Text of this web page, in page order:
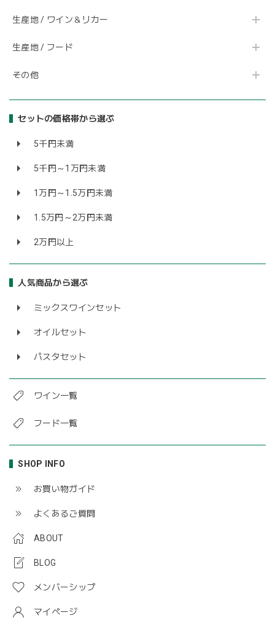
生産地 / ワイン＆リカー
生産地 / フード
その他
セットの価格帯から選ぶ
5千円未満
5千円～1万円未満
1万円～1.5万円未満
1.5万円～2万円未満
2万円以上
人気商品から選ぶ
ミックスワインセット
オイルセット
パスタセット
ワイン一覧
フード一覧
SHOP INFO
お買い物ガイド
よくあるご質問
ABOUT
BLOG
メンバーシップ
マイページ